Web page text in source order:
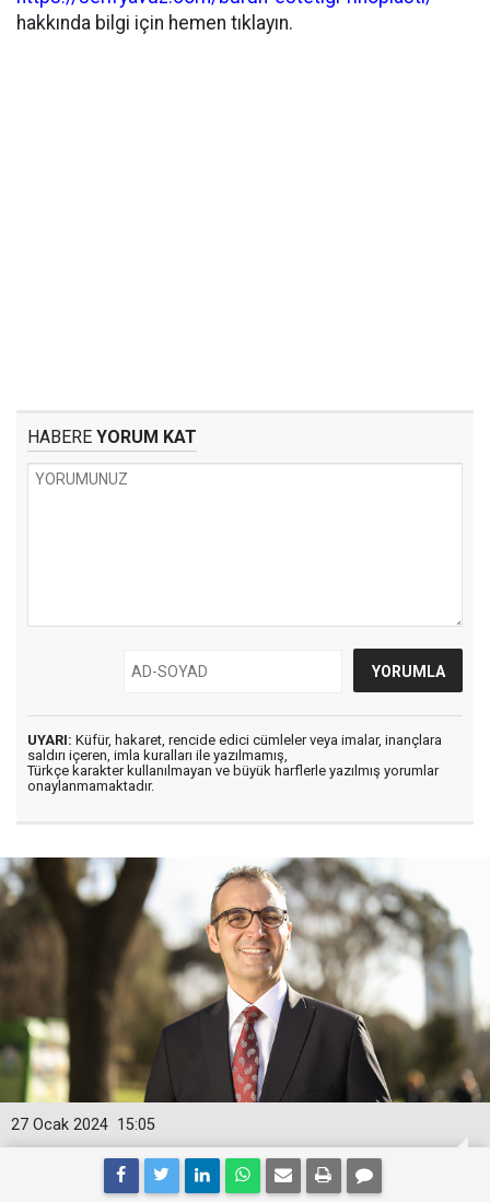
hakkında bilgi için hemen tıklayın.
HABERE YORUM KAT
UYARI: Küfür, hakaret, rencide edici cümleler veya imalar, inançlara
saldırı içeren, imla kuralları ile yazılmamış,
Türkçe karakter kullanılmayan ve büyük harflerle yazılmış yorumlar
onaylanmamaktadır.
15:05
27 Ocak 2024